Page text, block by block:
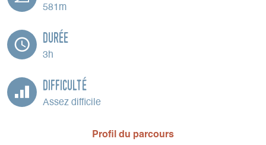
581m
Durée
3h
Difficulté
Assez difficile
Profil du parcours